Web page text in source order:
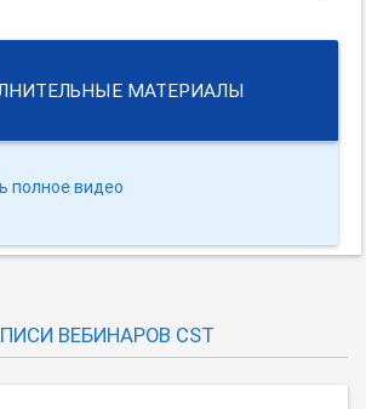
МАТЕРИАЛЫ
полное видео
ВЕБИНАРОВ CST